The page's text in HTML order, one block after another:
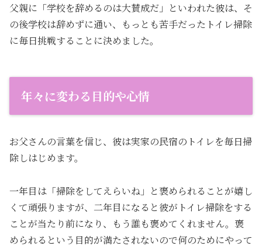
父親に「学校を辞めるのは大賛成だ」といわれた彼は、そ
の後学校は辞めずに通い、もっとも苦手だったトイレ掃除
に毎日挑戦することに決めました。
年々に変わる目的や心情
お父さんの言葉を信じ、彼は実家の民宿のトイレを毎日掃
除しはじめます。
一年目は「掃除をしてえらいね」と褒められることが嬉し
くて頑張りますが、二年目になると彼がトイレ掃除をする
ことが当たり前になり、もう誰も褒めてくれません。褒
められるという目的が満たされないので何のためにやって